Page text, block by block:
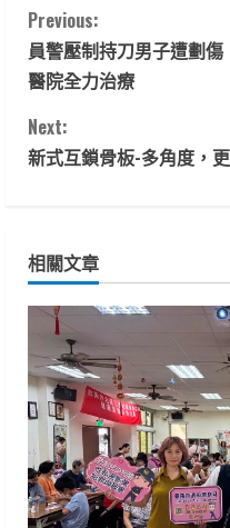
C
o
n
t
n
u
e
R
e
a
Previous:
員警壓制持刀男子遭劃
醫院全力治療
Next:
新式互鎖骨板-多角度，
相關文章